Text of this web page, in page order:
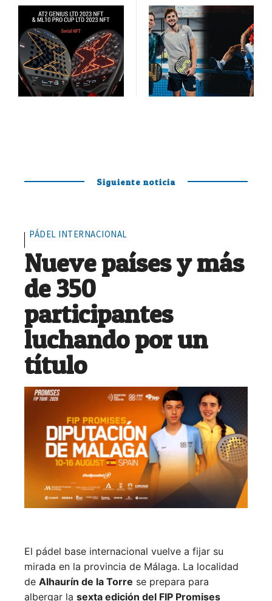
Siguiente noticia
PÁDEL INTERNACIONAL
Nueve países y más
de 350
participantes
luchando por un
título
El pádel base internacional vuelve a fijar su
mirada en la provincia de Málaga. La localidad
de Alhaurín de la Torre se prepara para
albergar la sexta edición del FIP Promises